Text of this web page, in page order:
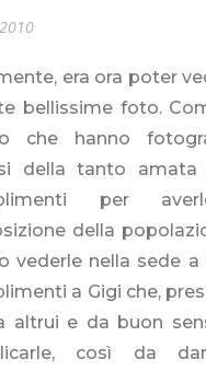
era ora poter
bellissime foto.
che hanno
della tanto amata
per
della
vederle nella sede
a Gigi che,
altrui e da buon
così da